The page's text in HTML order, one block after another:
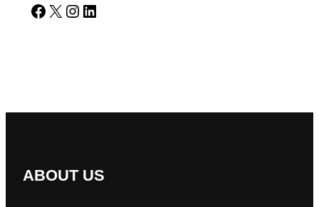
Facebook X Instagram LinkedIn
ABOUT US